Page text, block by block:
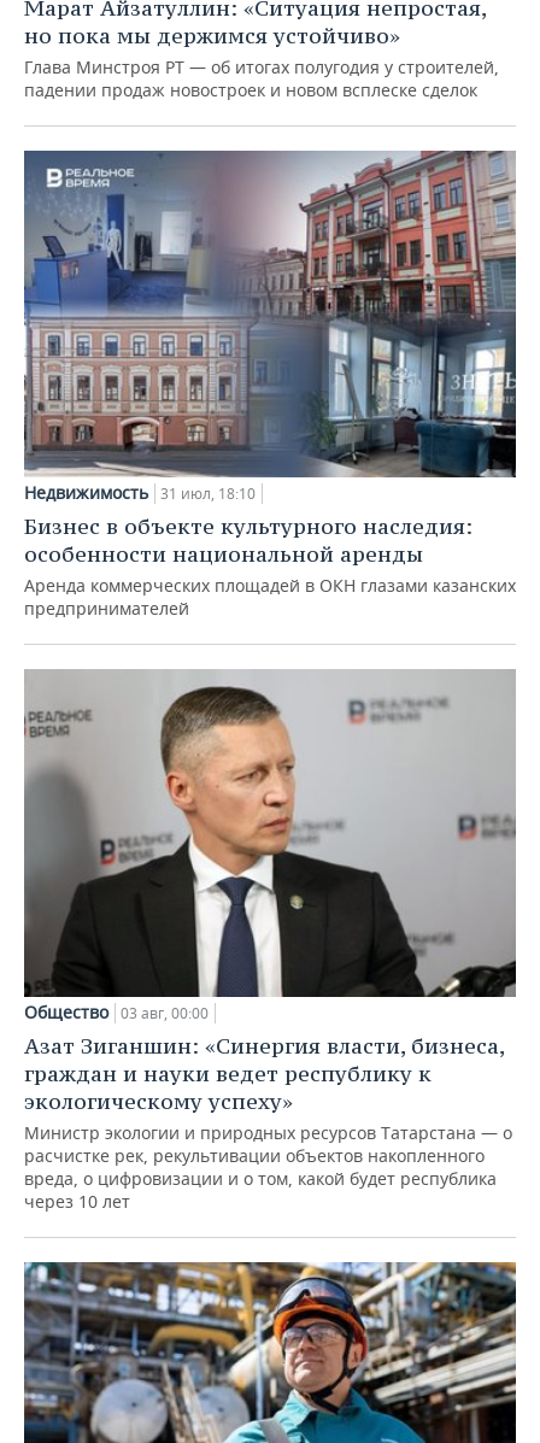
Марат Айзатуллин: «Ситуация непростая,
но пока мы держимся устойчиво»
Глава Минстроя РТ — об итогах полугодия у строителей,
падении продаж новостроек и новом всплеске сделок
Недвижимость 31 июл, 18:10
Бизнес в объекте культурного наследия:
особенности национальной аренды
Аренда коммерческих площадей в ОКН глазами казанских
предпринимателей
Общество 03 авг, 00:00
Азат Зиганшин: «Синергия власти, бизнеса,
граждан и науки ведет республику к
экологическому успеху»
Министр экологии и природных ресурсов Татарстана — о
расчистке рек, рекультивации объектов накопленного
вреда, о цифровизации и о том, какой будет республика
через 10 лет